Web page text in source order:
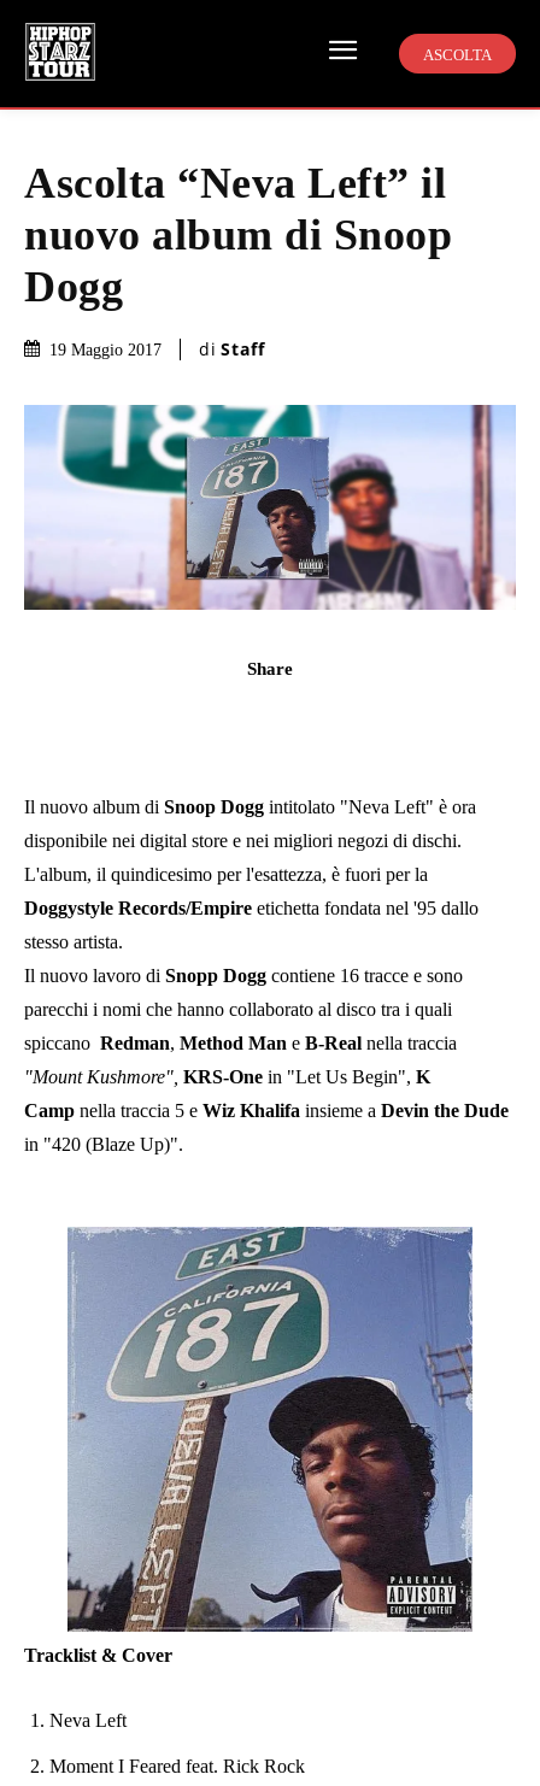
ASCOLTA
Ascolta “Neva Left” il
nuovo album di Snoop
Dogg
19 Maggio 2017 di Staff
Share
Il nuovo album di Snoop Dogg intitolato "Neva Left" è ora
disponibile nei digital store e nei migliori negozi di dischi.
L'album, il quindicesimo per l'esattezza, è fuori per la
Doggystyle Records/Empire etichetta fondata nel '95 dallo
stesso artista.
Il nuovo lavoro di Snopp Dogg contiene 16 tracce e sono
parecchi i nomi che hanno collaborato al disco tra i quali
spiccano Redman, Method Man e B-Real nella traccia
"Mount Kushmore", KRS-One in "Let Us Begin", K
Camp nella traccia 5 e Wiz Khalifa insieme a Devin the Dude
in "420 (Blaze Up)".
Tracklist & Cover
Neva Left
Moment I Feared feat. Rick Rock